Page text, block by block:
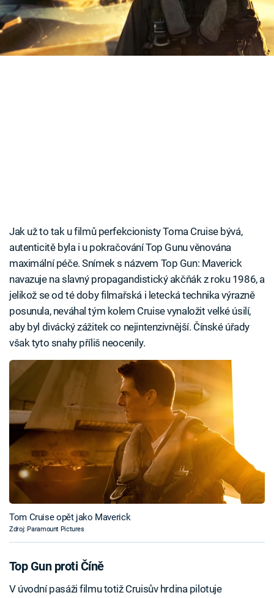
Časopis
Sledujte prima+
na obtíž...
Jak už to tak u filmů perfekcionisty Toma Cruise bývá,
autenticitě byla i u pokračování Top Gunu věnována
maximální péče. Snímek s názvem Top Gun: Maverick
navazuje na slavný propagandistický akčňák z roku 1986, a
jelikož se od té doby filmařská i letecká technika výrazně
posunula, neváhal tým kolem Cruise vynaložit velké úsilí,
aby byl divácký zážitek co nejintenzivnější. Čínské úřady
však tyto snahy příliš neocenily.
Tom Cruise opět jako Maverick
Zdroj: Paramount Pictures
Top Gun proti Číně
V úvodní pasáži filmu totiž Cruisův hrdina pilotuje